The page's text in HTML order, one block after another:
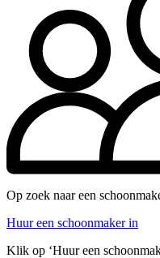
Op zoek naar een
Huur een schoonmaker in
Klik op ‘Huur een